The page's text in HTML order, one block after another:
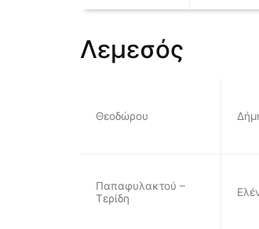
Λεμεσός
Θεοδώρου
Παπαφυλακτού –
Τερίδη